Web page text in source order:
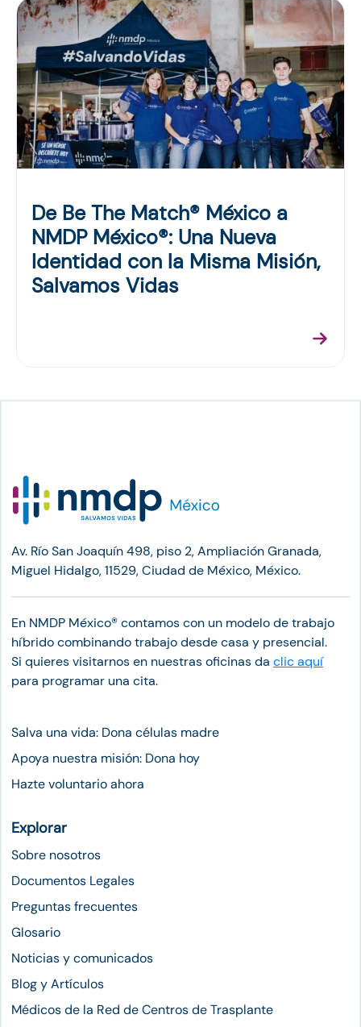
De Be The Match® México a
NMDP México®: Una Nueva
Identidad con la Misma Misión,
Salvamos Vidas
Av. Río San Joaquín 498, piso 2, Ampliación Granada,
Miguel Hidalgo, 11529, Ciudad de México, México.
En NMDP México®︎ contamos con un modelo de trabajo
híbrido combinando trabajo desde casa y presencial.
Si quieres visitarnos en nuestras oficinas da clic aquí
para programar una cita.
Salva una vida: Dona células madre
Apoya nuestra misión: Dona hoy
Hazte voluntario ahora
Explorar
Sobre nosotros
Documentos Legales
Preguntas frecuentes
Glosario
Noticias y comunicados
Blog y Artículos
Médicos de la Red de Centros de Trasplante